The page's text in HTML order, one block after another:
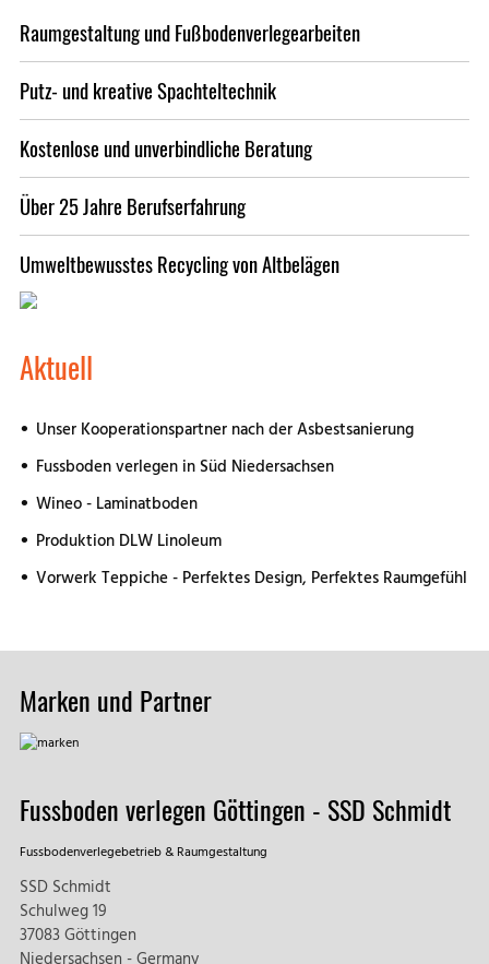
Raumgestaltung und Fußbodenverlegearbeiten
Putz- und kreative Spachteltechnik
Kostenlose und unverbindliche Beratung
Über 25 Jahre Berufserfahrung
Umweltbewusstes Recycling von Altbelägen
Aktuell
Unser Kooperationspartner nach der Asbestsanierung
Fussboden verlegen in Süd Niedersachsen
Wineo - Laminatboden
Produktion DLW Linoleum
Vorwerk Teppiche - Perfektes Design, Perfektes Raumgefühl
Marken und Partner
Fussboden verlegen Göttingen - SSD Schmidt
Fussbodenverlegebetrieb & Raumgestaltung
SSD Schmidt
Schulweg 19
37083 Göttingen